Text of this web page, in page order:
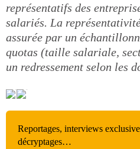
représentatifs des
salariés. La
assurée par un
quotas (taille salariale,
un redressement selon les
Reportages, interviews
décryptages…